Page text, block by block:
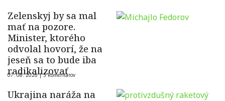
Zelenskyj by sa mal
mať na pozore.
Minister, ktorého
odvolal hovorí, že na
jeseň sa to bude iba
radikalizovať
07. 08. 2026 |5 komentárov
Ukrajina naráža na